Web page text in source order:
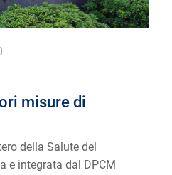
misure di
della Salute del
e integrata dal DPCM